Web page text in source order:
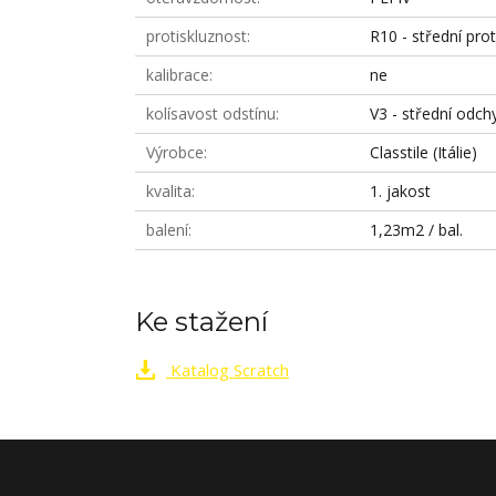
protiskluznost
R10 - střední
kalibrace
ne
kolísavost odstínu
V3 - střední
Výrobce
Classtile (Itálie)
kvalita
1. jakost
balení
1,23m2 / bal.
Ke stažení
Katalog Scratch